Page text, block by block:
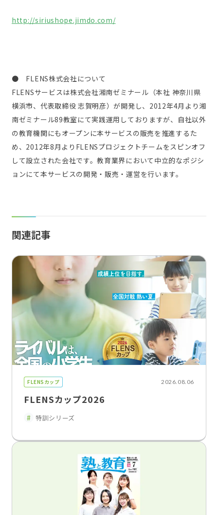
http://siriushope.jimdo.com/
● FLENS株式会社について
FLENSサービスは株式会社湘南ゼミナール（本社 神奈川県
横浜市、代表取締役 志賀明彦）が開発し、2012年4月より湘
南ゼミナール89教室にて実践運用しておりますが、自社以外
の教育機関にもオープンに本サービスの販売を推進するた
め、2012年8月よりFLENSプロジェクトチームをスピンオフ
して設立された会社です。教育業界において中立的なポジシ
ョンにて本サービスの開発・販売・運営を行います。
関連記事
FLENSカップ 2026.08.06
FLENSカップ2026
特訓シリーズ